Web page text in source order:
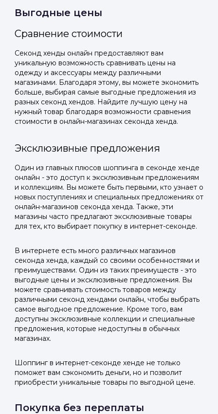
профиль
Мы отправим код для входа на ваш
номер телефона.
Телефон
Отправить код
Подать заявку
Отправьте заявку через мессенджер-бот — магазины
увидят её и пришлют предложения. Фото, описание и
AI-оценка прямо в чате.
Telegram
ВКонтакте
или подайте через форму на сайте
Подать заявку
Отправьте заявку через мессенджер-бот — магазины
увидят её и пришлют предложения. Фото, описание и
AI-оценка прямо в чате.
Telegram
ВКонтакте
или подайте через форму на сайте
Выгодные цены
Сравнение стоимости
Секонд хенды онлайн предоставляют вам
уникальную возможность сравнивать цены на
одежду и аксессуары между различными
магазинами. Благодаря этому, вы можете экономить
больше, выбирая самые выгодные предложения из
разных секонд хендов. Найдите лучшую цену на
нужный товар благодаря возможности сравнения
стоимости в онлайн-магазинах секонда хенда.
Эксклюзивные предложения
Один из главных плюсов шоппинга в секонде хенде
онлайн - это доступ к эксклюзивным предложениям
и коллекциям. Вы можете быть первыми, кто узнает о
новых поступлениях и специальных предложениях от
онлайн-магазинов секонда хенда. Также, эти
магазины часто предлагают эксклюзивные товары
для тех, кто выбирает покупку в интернет-секонде.
В интернете есть много различных магазинов
секонда хенда, каждый со своими особенностями и
преимуществами. Один из таких преимуществ - это
выгодные цены и эксклюзивные предложения. Вы
можете сравнивать стоимость товаров между
различными секонд хендами онлайн, чтобы выбрать
самое выгодное предложение. Кроме того, вам
доступны эксклюзивные коллекции и специальные
предложения, которые недоступны в обычных
магазинах.
Шоппинг в интернет-секонде хенде не только
поможет вам сэкономить деньги, но и позволит
приобрести уникальные товары по выгодной цене.
Покупка без переплаты